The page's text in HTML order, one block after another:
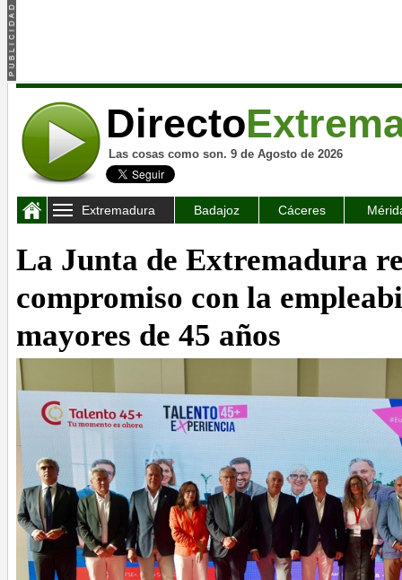
Directo
Las cosas como son. 9 de Agosto de 2026
Extremadura Badajoz Cáceres
La Junta de Extremadura
compromiso con la
mayores de 45 años